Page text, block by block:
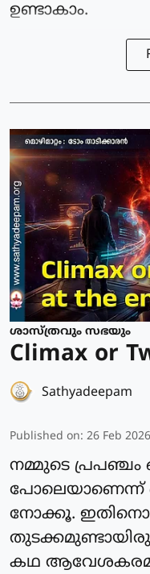
ഉണ്ടാകാം.
ശാസ്ത്രവും സഭയും
Climax or
Sathyadeepam
Published on: 26 Feb
നമ്മുടെ പ്രപഞ്ചം
പോലെയാണെന്ന്
നോക്കൂ.
കഥ